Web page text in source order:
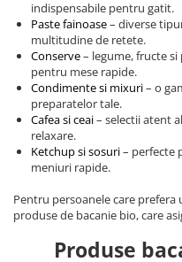
Sosuri si dressinguri
Siropuri si toppinguri
Condimente
Faina, orez & alte alimente
Paste fainoase si cereale
Ulei, otet
Cafea si ceai
tartinabile
Dulciuri
Chipsuri & Snaksuri
Chipsuri & Snacksuri
Bauturi Non-Alcoolice
Bauturi carbogazoase
Bauturi necarbogazoase
Bauturi energizante
Apa
Siropuri
Hartie igienica
Dezinfectant toaleta
Detartrant toaleta
Solutii suprafete baie
Odorizant toaleta
Absorbant umiditate
Solutii desfundat tevi
Perii wc
Produse curatare bucatarie
Detergent vase
Solutii suprafete bucatarie
Servetele umede
pentru maini
Lotiuni si creme de corp
Tratamente ingrijire corp
Deodorante si
Ceara, benzi si creme
Plasturi
Sapun dezinfectant
Sampon de par
indispensabile pentru gatit.
Paste fainoase– diverse
multitudine de retete.
Conserve– legume, fructe
pentru mese rapide.
Condimente si mixuri– o
preparatelor tale.
Cafea si ceai– selectii atent
relaxare.
Ketchup si sosuri– perfecte
meniuri rapide.
Pentru persoanele care
produse de bacanie bio, care
Produse